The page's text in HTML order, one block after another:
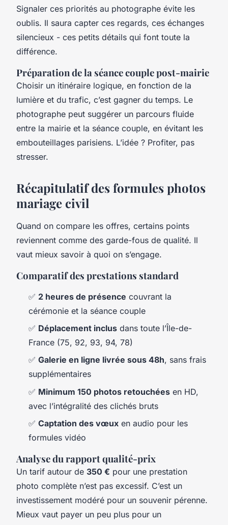
Signaler ces priorités au photographe évite les
oublis. Il saura capter ces regards, ces échanges
silencieux - ces petits détails qui font toute la
différence.
Préparation de la séance couple post-mairie
Choisir un itinéraire logique, en fonction de la
lumière et du trafic, c’est gagner du temps. Le
photographe peut suggérer un parcours fluide
entre la mairie et la séance couple, en évitant les
embouteillages parisiens. L’idée ? Profiter, pas
stresser.
Récapitulatif des formules photos
mariage civil
Quand on compare les offres, certains points
reviennent comme des garde-fous de qualité. Il
vaut mieux savoir à quoi on s’engage.
Comparatif des prestations standard
✅ 2 heures de présence couvrant la
cérémonie et la séance couple
✅ Déplacement inclus dans toute l’Île-de-
France (75, 92, 93, 94, 78)
✅ Galerie en ligne livrée sous 48h, sans frais
supplémentaires
✅ Minimum 150 photos retouchées en HD,
avec l’intégralité des clichés bruts
✅ Captation des vœux en audio pour les
formules vidéo
Analyse du rapport qualité-prix
Un tarif autour de 350 € pour une prestation
photo complète n’est pas excessif. C’est un
investissement modéré pour un souvenir pérenne.
Mieux vaut payer un peu plus pour un